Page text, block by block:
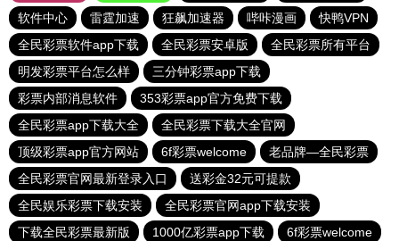
软件中心
雷霆加速 狂飙加速器 哔咔漫画
快鸭VPN
全民彩票软件app下载
全民彩票安卓版
全民彩票所有平台
明发彩票平台怎么样
三分钟彩票app下载
彩票内部消息软件
353彩票app官方免费下载
全民彩票app下载大全
全民彩票下载大全官网
顶级彩票app官方网站
6f彩票welcome
老品牌—全民彩票
全民彩票官网最新登录入口
送彩金32元可提款
全民娱乐彩票下载安装
全民彩票官网app下载安装
下载全民彩票最新版
1000亿彩票app下载
6f彩票welcome